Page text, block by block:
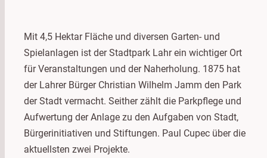
Mit 4,5 Hektar Fläche und diversen Garten- und
Spielanlagen ist der Stadtpark Lahr ein wichtiger Ort
für Veranstaltungen und der Naherholung. 1875 hat
der Lahrer Bürger Christian Wilhelm Jamm den Park
der Stadt vermacht. Seither zählt die Parkpflege und
Aufwertung der Anlage zu den Aufgaben von Stadt,
Bürgerinitiativen und Stiftungen. Paul Cupec über die
aktuellsten zwei Projekte.